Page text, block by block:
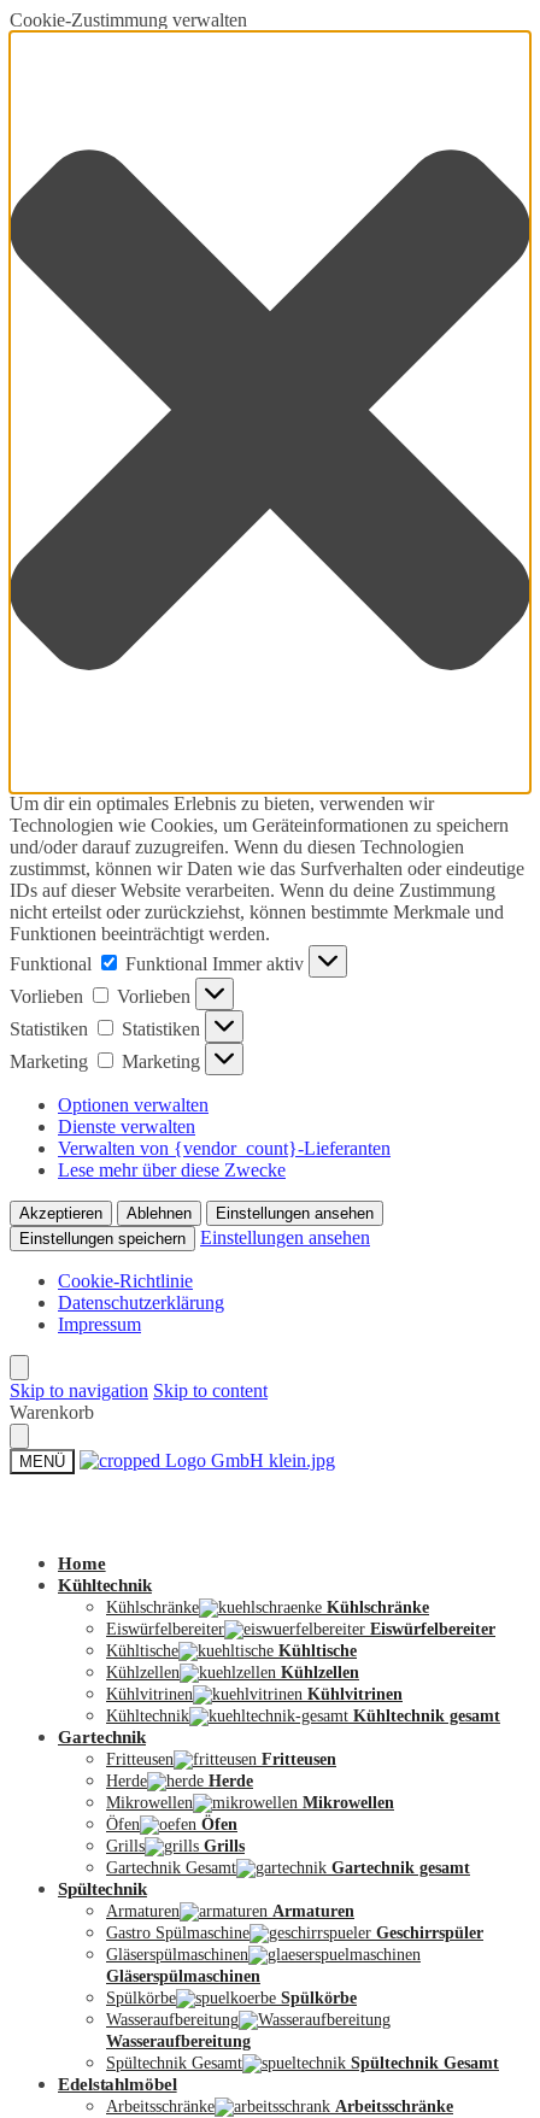
Cookie-Zustimmung verwalten
Um dir ein optimales Erlebnis zu bieten, verwenden wir
Technologien wie Cookies, um Geräteinformationen zu speichern
und/oder darauf zuzugreifen. Wenn du diesen Technologien
zustimmst, können wir Daten wie das Surfverhalten oder eindeutige
IDs auf dieser Website verarbeiten. Wenn du deine Zustimmung
nicht erteilst oder zurückziehst, können bestimmte Merkmale und
Funktionen beeinträchtigt werden.
Funktional
Funktional Immer aktiv
Vorlieben
Vorlieben
Statistiken
Statistiken
Marketing
Marketing
Optionen verwalten
Dienste verwalten
Verwalten von {vendor_count}-Lieferanten
Lese mehr über diese Zwecke
Akzeptieren Ablehnen
Einstellungen ansehen
Einstellungen speichern
Einstellungen ansehen
Cookie-Richtlinie
Datenschutzerklärung
Impressum
Skip to navigation Skip to content
Warenkorb
MENÜ
Zum Shop
Kontakt
Home
Kühltechnik
Kühlschränke
Kühlschränke
Eiswürfelbereiter
Eiswürfelbereiter
Kühltische
Kühltische
Kühlzellen
Kühlzellen
Kühlvitrinen
Kühlvitrinen
Kühltechnik
Kühltechnik gesamt
Gartechnik
Fritteusen
Fritteusen
Herde
Herde
Mikrowellen
Mikrowellen
Öfen
Öfen
Grills
Grills
Gartechnik Gesamt
Gartechnik gesamt
Spültechnik
Armaturen
Armaturen
Gastro Spülmaschine
Geschirrspüler
Gläserspülmaschinen
Gläserspülmaschinen
Spülkörbe
Spülkörbe
Wasseraufbereitung
Wasseraufbereitung
Spültechnik Gesamt
Spültechnik Gesamt
Edelstahlmöbel
Arbeitsschränke
Arbeitsschränke